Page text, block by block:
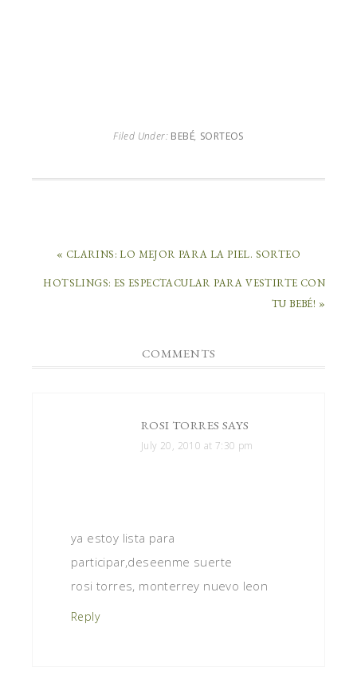
Filed Under: BEBÉ, SORTEOS
« CLARINS: LO MEJOR PARA LA PIEL. SORTEO
HOTSLINGS: ES ESPECTACULAR PARA VESTIRTE CON
TU BEBÉ! »
COMMENTS
ROSI TORRES SAYS
July 20, 2010 at 7:30 pm
ya estoy lista para
participar,deseenme suerte
rosi torres, monterrey nuevo leon
Reply